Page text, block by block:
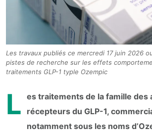
Les travaux publiés ce mercredi 17 juin 2026
pistes de recherche sur les effets
traitements GLP-1 typle Ozempic
L es traitements de la famille des
récepteurs du GLP-1,
notamment sous les noms